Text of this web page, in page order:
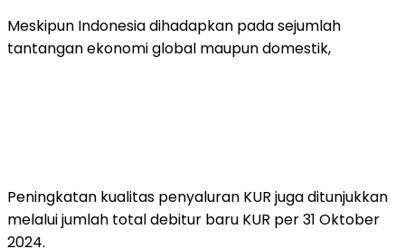
Meskipun Indonesia dihadapkan pada sejumlah
tantangan ekonomi global maupun domestik,
Peningkatan kualitas penyaluran KUR juga ditunjukkan
melalui jumlah total debitur baru KUR per 31 Oktober
2024.